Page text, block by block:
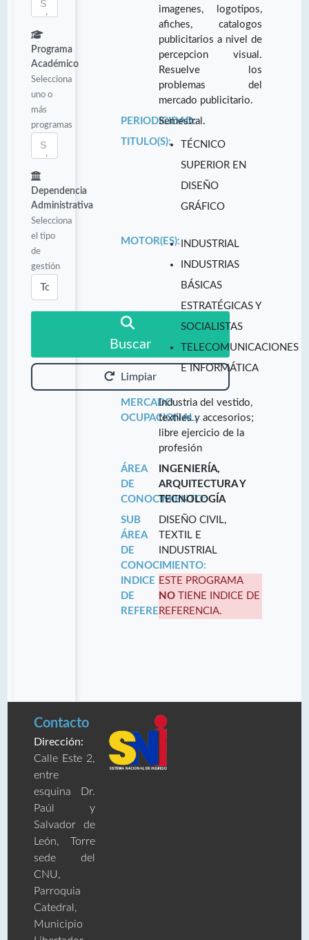
Programa
Académico
Selecciona
uno o
más
programas
Dependencia
Administrativa
Selecciona
el tipo
de
gestión
Buscar
Limpiar
imagenes, logotipos,
afiches, catalogos
publicitarios a nivel de
percepcion visual.
Resuelve los
problemas del
mercado publicitario.
PERIODICIDAD:
Semestral.
TITULO(S):
TÉCNICO
SUPERIOR EN
DISEÑO
GRÁFICO
MOTOR(ES): INDUSTRIAL
INDUSTRIAS
BÁSICAS
ESTRATÉGICAS Y
SOCIALISTAS
TELECOMUNICACIONES
E INFORMÁTICA
MERCADO
OCUPACIONAL:
Industria del vestido,
textiles y accesorios;
libre ejercicio de la
profesión
ÁREA
DE
CONOCIMIENTO:
INGENIERÍA,
ARQUITECTURA Y
TECNOLOGÍA
SUB
ÁREA
DE
CONOCIMIENTO:
DISEÑO CIVIL,
TEXTIL E
INDUSTRIAL
INDICE
DE
REFERENCIA:
ESTE PROGRAMA
NO TIENE INDICE DE
REFERENCIA.
Contacto
Dirección:
Calle Este 2,
entre
esquina Dr.
Paúl y
Salvador de
León, Torre
sede del
CNU,
Parroquia
Catedral,
Municipio